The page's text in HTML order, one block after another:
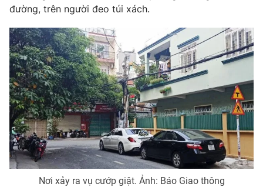
Chuyên mục khác
Emagazine Podcast
Photo Infographic
Video Shorts video
VTV Money VTV Thể thao
đường, trên người đeo túi xách.
Nơi xảy ra vụ cướp giật. Ảnh: Báo Giao thông